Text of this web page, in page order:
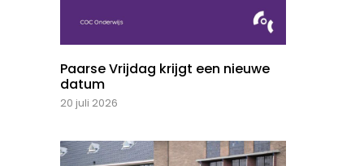
Paarse Vrijdag krijgt een nieuwe
datum
20 juli 2026